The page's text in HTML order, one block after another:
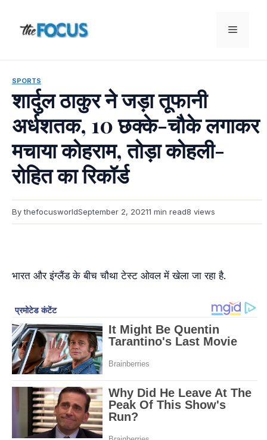
content
Menu
SPORTS
शार्दुल ठाकुर ने जड़ा तूफानी
अर्धशतक, 10 छक्के-चौके लगाकर
मचाया कोहराम, तोड़ा कोहली-
रोहित का रिकॉर्ड
By thefocusworldSeptember 2, 20211 min read8 views
भारत और इंग्लैंड के बीच चौथा टेस्ट ओवल में खेला जा रहा है.